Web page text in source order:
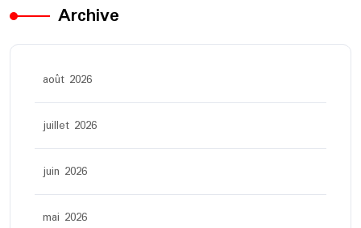
Archive
août 2026
juillet 2026
juin 2026
mai 2026